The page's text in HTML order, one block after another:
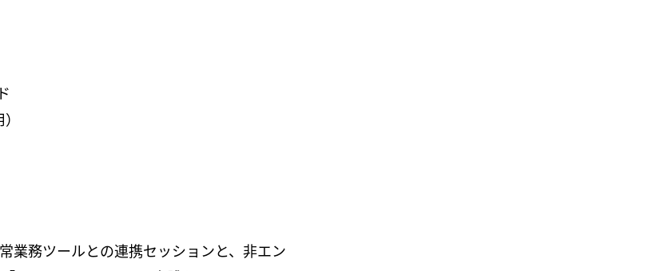
業務ツールとの連携セッションと、非エン